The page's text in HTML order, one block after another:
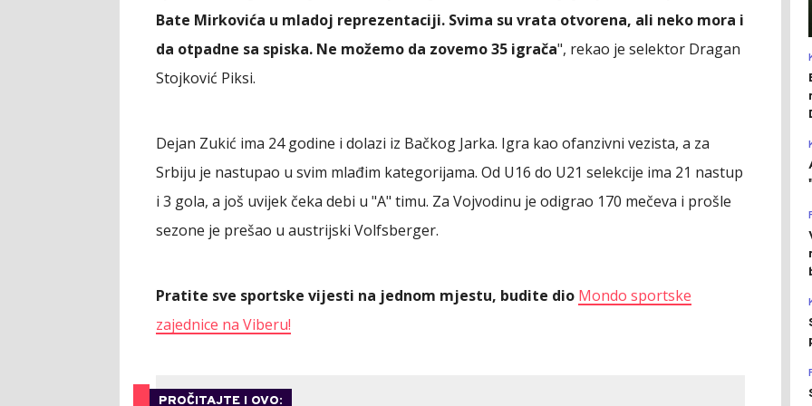
Bate Mirkovića u mladoj reprezentaciji. Svima su vrata otvorena, ali neko mora i
da otpadne sa spiska. Ne možemo da zovemo 35 igrača", rekao je selektor Dragan
Stojković Piksi.
Dejan Zukić ima 24 godine i dolazi iz Bačkog Jarka. Igra kao ofanzivni vezista, a za
Srbiju je nastupao u svim mlađim kategorijama. Od U16 do U21 selekcije ima 21 nastup
i 3 gola, a još uvijek čeka debi u "A" timu. Za Vojvodinu je odigrao 170 mečeva i prošle
sezone je prešao u austrijski Volfsberger.
Pratite sve sportske vijesti na jednom mjestu, budite dio Mondo sportske
zajednice na Viberu!
PROČITAJTE I OVO: